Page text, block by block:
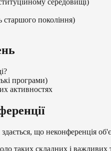
середовищі)
старшого покоління)
програми)
активностях
здається, що неконференція
таких складних і